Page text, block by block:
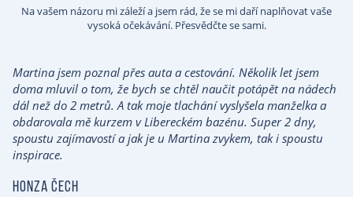
Na vašem názoru mi záleží a jsem rád, že se mi daří naplňovat vaše
vysoká očekávání. Přesvědčte se sami.
Martina jsem poznal přes auta a cestování. Několik let jsem
doma mluvil o tom, že bych se chtěl naučit potápět na nádech
dál než do 2 metrů. A tak moje tlachání vyslyšela manželka a
obdarovala mě kurzem v Libereckém bazénu. Super 2 dny,
spoustu zajímavostí a jak je u Martina zvykem, tak i spoustu
inspirace.
Honza Čech